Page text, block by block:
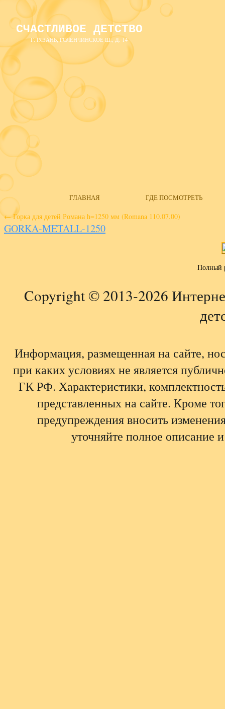
СЧАСТЛИВОЕ ДЕТСТВО
Г. РЯЗАНЬ, ГОЛЕНЧИНСКОЕ Ш., Д. 14
ГЛАВНАЯ ГДЕ ПОСМОТРЕТЬ
←Горка для детей Романа h=1250 мм (Romana 110.07.00)
GORKA-METALL-1250
Полный
Copyright © 2013-2026
Информация, размещенная на сайте,
при каких условиях не является
ГК РФ. Характеристики,
представленных на сайте. Кроме
предупреждения вносить
уточняйте полное описание